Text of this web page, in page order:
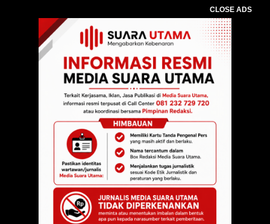
CLOSE ADS